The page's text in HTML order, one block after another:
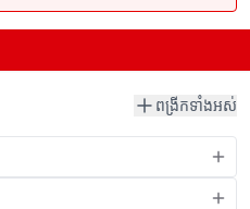
ពង្រីកទាំងអស់